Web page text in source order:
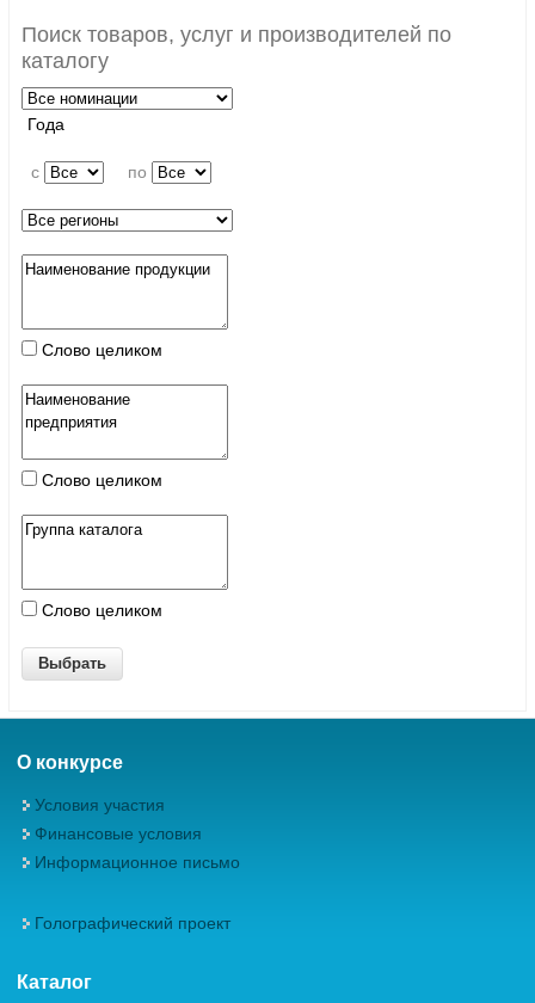
Поиск товаров, услуг и производителей по
каталогу
Года
c по
Слово целиком
Слово целиком
Слово целиком
О конкурсе
Условия участия
Финансовые условия
Информационное письмо
Голографический проект
Каталог